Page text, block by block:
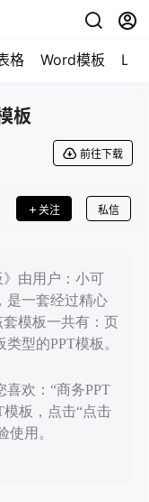
格 Word模板
板
前往下载
关注 私信
》由用户：小可
是一套经过精心
模板一共有：页
型的PPT模板。
欢：“商务PPT
模板，点击“点击
使用。